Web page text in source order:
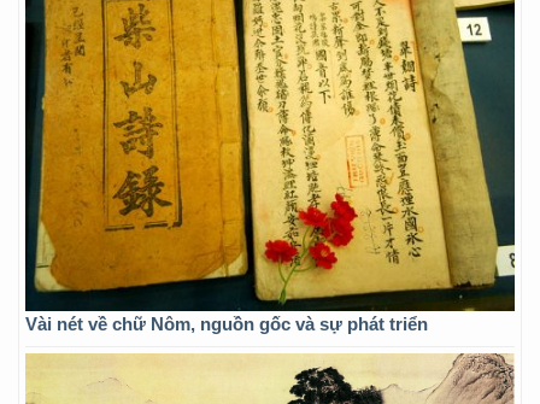
Vài nét về chữ Nôm, nguồn gốc và sự phát triển